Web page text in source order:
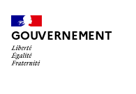
GOUVERNEMENT